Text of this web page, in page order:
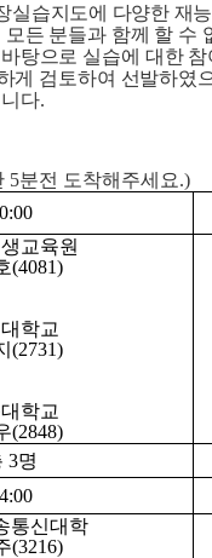
실습지도에 다양한 재
든 분들과 함께 할 수
탕으로 실습에 대한 참
게 검토하여 선발하였
다.
5분전 도착해주세요.)
교육원
(4081)
학교
(2731)
학교
(2848)
3명
통신대학
(3216)